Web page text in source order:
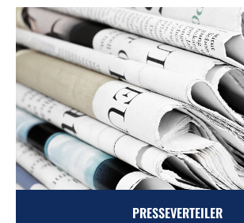
PRESSEVERTEILER